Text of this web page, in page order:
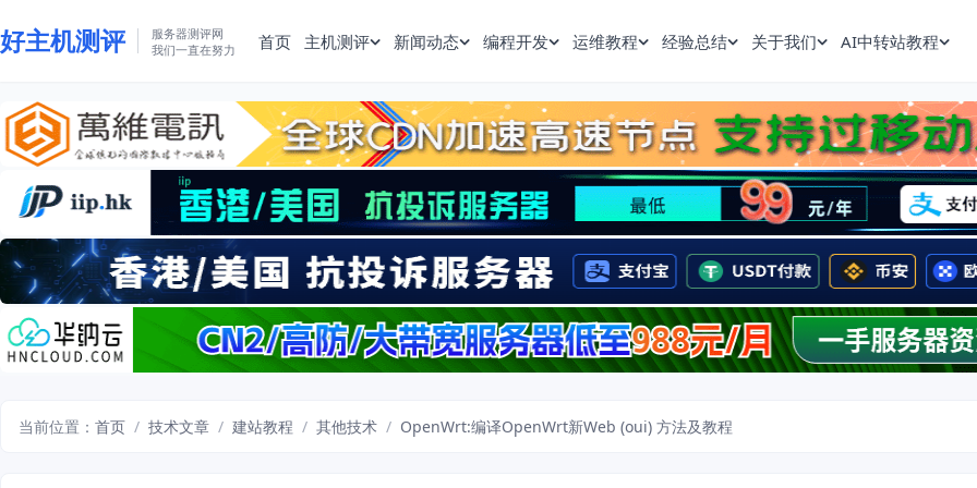
好主机测评
服务器测评网
我们一直在努力
首页 主机测评 新闻动态 编程开发 运维教程 经验总结 关于我们 AI中转站教程
当前位置： 首页 / 技术文章 / 建站教程 / 其他技术 / OpenWrt:编译OpenWrt新Web (oui) 方法及教程